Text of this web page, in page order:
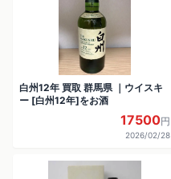
白州12年 買取 群馬県 ｜ウイスキ
ー [白州12年]をお酒
17500円
2026/02/28